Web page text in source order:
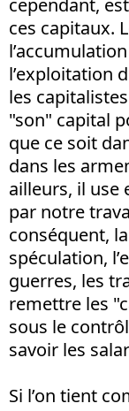
cependant,
ces capitaux.
l’exploitation
les
"son" capital
que ce soit
dans les
ailleurs, il use
par notre
conséquent,
spéculation,
guerres, les
remettre les
sous le
savoir les
Si l’on tient